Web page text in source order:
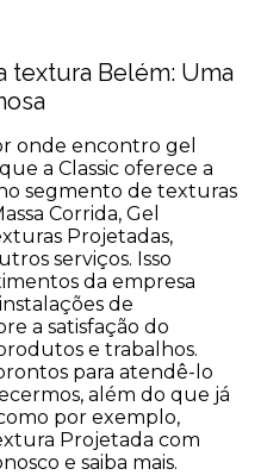
textura Belém: Uma
onde encontro gel
a Classic oferece a
segmento de texturas
Corrida, Gel
Projetadas,
serviços. Isso
da empresa
de
a satisfação do
e trabalhos.
para atendê-lo
além do que já
por exemplo,
Projetada com
e saiba mais.